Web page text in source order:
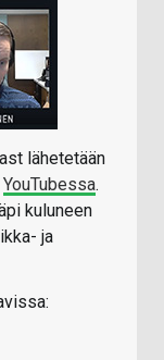
lähetetään
YouTubessa.
kuluneen
ja